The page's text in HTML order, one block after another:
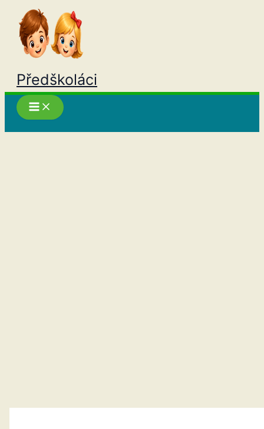
Přeskočit
obsah
Předškoláci